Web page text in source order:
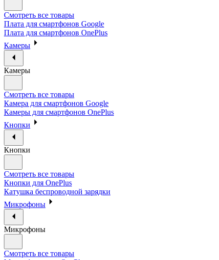
Смотреть все товары
Плата для смартфонов Google
Плата для смартфонов OnePlus
Камеры
Камеры
Смотреть все товары
Камера для смартфонов Google
Камеры для смартфонов OnePlus
Кнопки
Кнопки
Смотреть все товары
Кнопки для OnePlus
Катушка беспроводной зарядки
Микрофоны
Микрофоны
Смотреть все товары